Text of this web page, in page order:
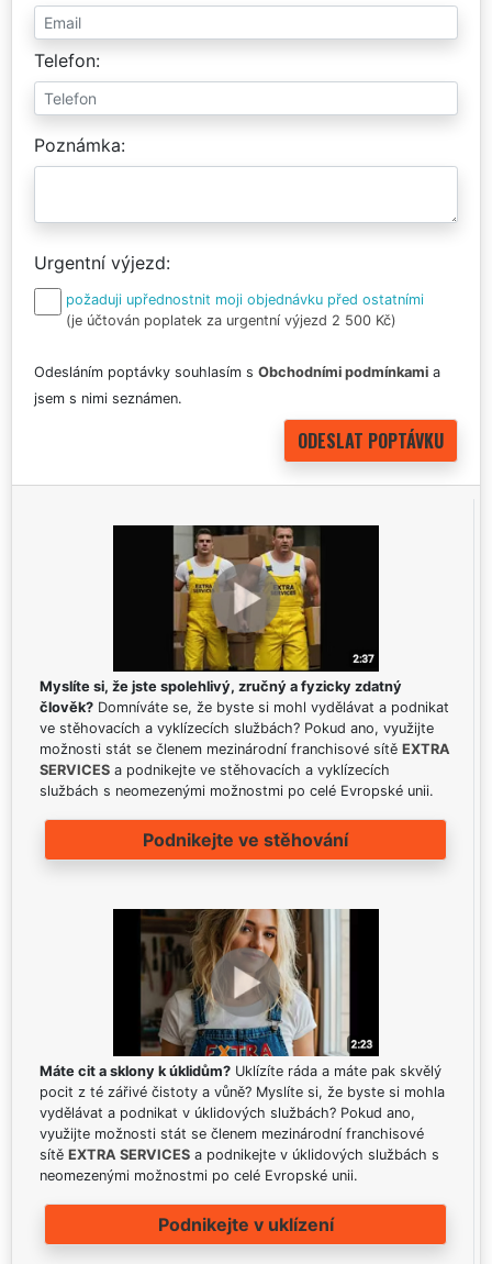
Telefon
Poznámka
Urgentní výjezd
požaduji upřednostnit moji objednávku před ostatními
(je účtován poplatek za urgentní výjezd 2 500 Kč)
Odesláním poptávky souhlasím s Obchodními podmínkami a
jsem s nimi seznámen.
Myslíte si, že jste spolehlivý, zručný a fyzicky zdatný
člověk? Domníváte se, že byste si mohl vydělávat a podnikat
ve stěhovacích a vyklízecích službách? Pokud ano, využijte
možnosti stát se členem mezinárodní franchisové sítě EXTRA
SERVICES a podnikejte ve stěhovacích a vyklízecích
službách s neomezenými možnostmi po celé Evropské unii.
Podnikejte ve stěhování
Máte cit a sklony k úklidům? Uklízíte ráda a máte pak skvělý
pocit z té zářivé čistoty a vůně? Myslíte si, že byste si mohla
vydělávat a podnikat v úklidových službách? Pokud ano,
využijte možnosti stát se členem mezinárodní franchisové
sítě EXTRA SERVICES a podnikejte v úklidových službách s
neomezenými možnostmi po celé Evropské unii.
Podnikejte v uklízení